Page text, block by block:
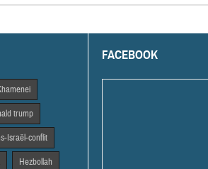
trump
Israël-conflit
Hezbollah
FACEBOOK